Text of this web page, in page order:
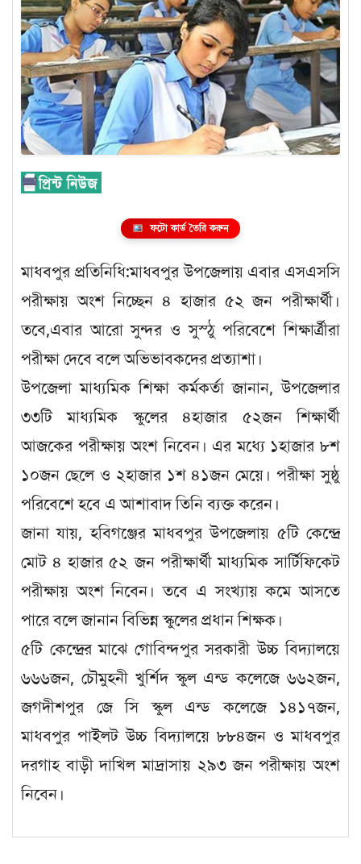
ফটো কার্ড তৈরি করুন
মাধবপুর প্রতিনিধি:মাধবপুর উপজেলায় এবার এসএসসি
পরীক্ষায় অংশ নিচ্ছেন ৪ হাজার ৫২ জন পরীক্ষার্থী।
তবে,এবার আরো সুন্দর ও সুস্ঠু পরিবেশে শিক্ষার্ত্রীরা
পরীক্ষা দেবে বলে অভিভাবকদের প্রত্যাশা।
উপজেলা মাধ্যমিক শিক্ষা কর্মকর্তা জানান, উপজেলার
৩৩টি মাধ্যমিক স্কুলের ৪হাজার ৫২জন শিক্ষার্থী
আজকের পরীক্ষায় অংশ নিবেন। এর মধ্যে ১হাজার ৮শ
১০জন ছেলে ও ২হাজার ১শ ৪১জন মেয়ে। পরীক্ষা সুষ্ঠু
পরিবেশে হবে এ আশাবাদ তিনি ব্যক্ত করেন।
জানা যায়, হবিগঞ্জের মাধবপুর উপজেলায় ৫টি কেন্দ্রে
মোট ৪ হাজার ৫২ জন পরীক্ষার্থী মাধ্যমিক সার্টিফিকেট
পরীক্ষায় অংশ নিবেন। তবে এ সংখ্যায় কমে আসতে
পারে বলে জানান বিভিন্ন স্কুলের প্রধান শিক্ষক।
৫টি কেন্দ্রের মাঝে গোবিন্দপুর সরকারী উচ্চ বিদ্যালয়ে
৬৬৬জন, চৌমুহনী খুর্শিদ স্কুল এন্ড কলেজে ৬৬২জন,
জগদীশপুর জে সি স্কুল এন্ড কলেজে ১৪১৭জন,
মাধবপুর পাইলট উচ্চ বিদ্যালয়ে ৮৮৪জন ও মাধবপুর
দরগাহ বাড়ী দাখিল মাদ্রাসায় ২৯৩ জন পরীক্ষায় অংশ
নিবেন।